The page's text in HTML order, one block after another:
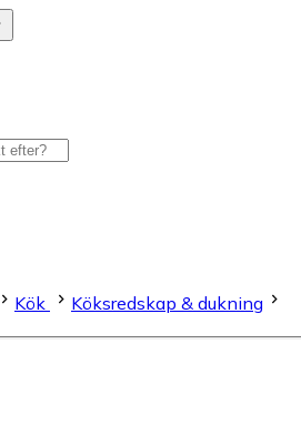
Kök
Köksredskap & dukning